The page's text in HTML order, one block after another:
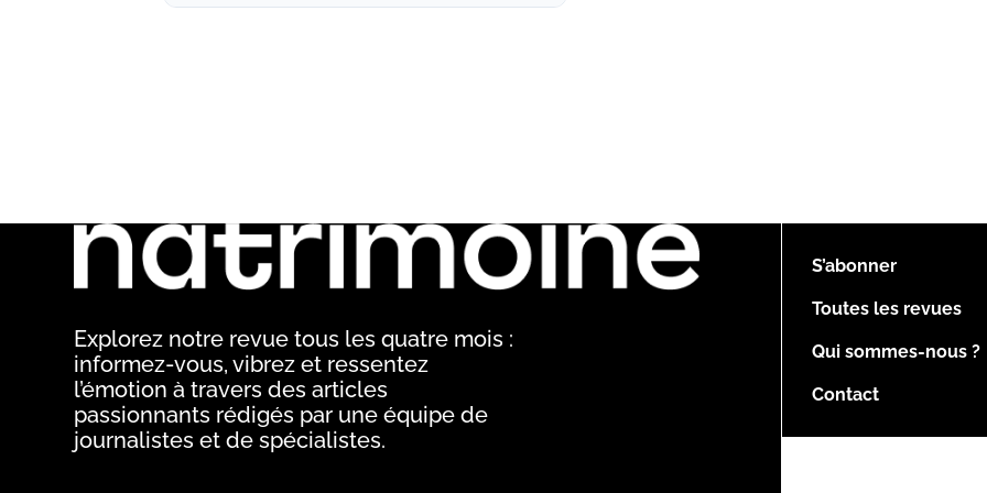
Explorez notre revue tous les quatre mois :
informez-vous, vibrez et ressentez
l’émotion à travers des articles
passionnants rédigés par une équipe de
journalistes et de spécialistes.
S’abonner
Toutes les revues
Qui sommes-nous ?
Contact